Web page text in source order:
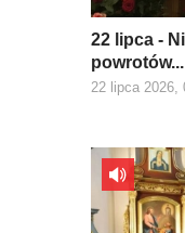
22 lipca -
powrotów...
22 lipca 2026,